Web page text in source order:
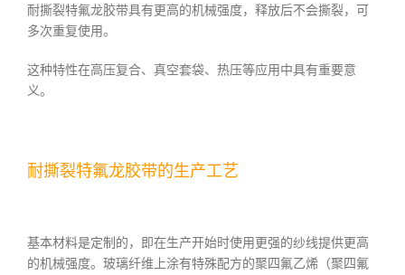
耐撕裂特氟龙胶带具有更高的机械强度，释放后不会撕裂，可
多次重复使用。
这种特性在高压复合、真空套袋、热压等应用中具有重要意
义。
耐撕裂特氟龙胶带的生产工艺
基本材料是定制的，即在生产开始时使用更强的纱线提供更高
的机械强度。玻璃纤维上涂有特殊配方的聚四氟乙烯（聚四氟